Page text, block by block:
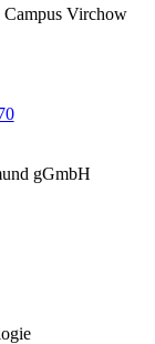
Virchow
gGmbH